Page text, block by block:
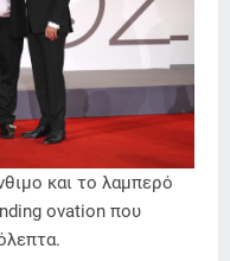
και το λαμπερό
ovation που